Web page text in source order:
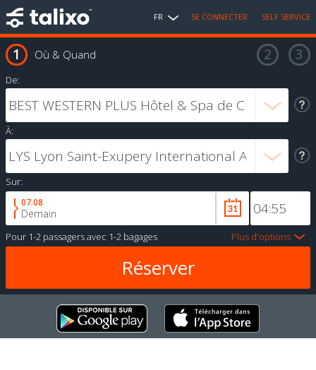
FR SE CONNECTER SELF SERVICE
Où & Quand
De:
À:
Sur:
07.08
Demain
Pour 1-2 passagersavec 1-2 bagages Plus d'options